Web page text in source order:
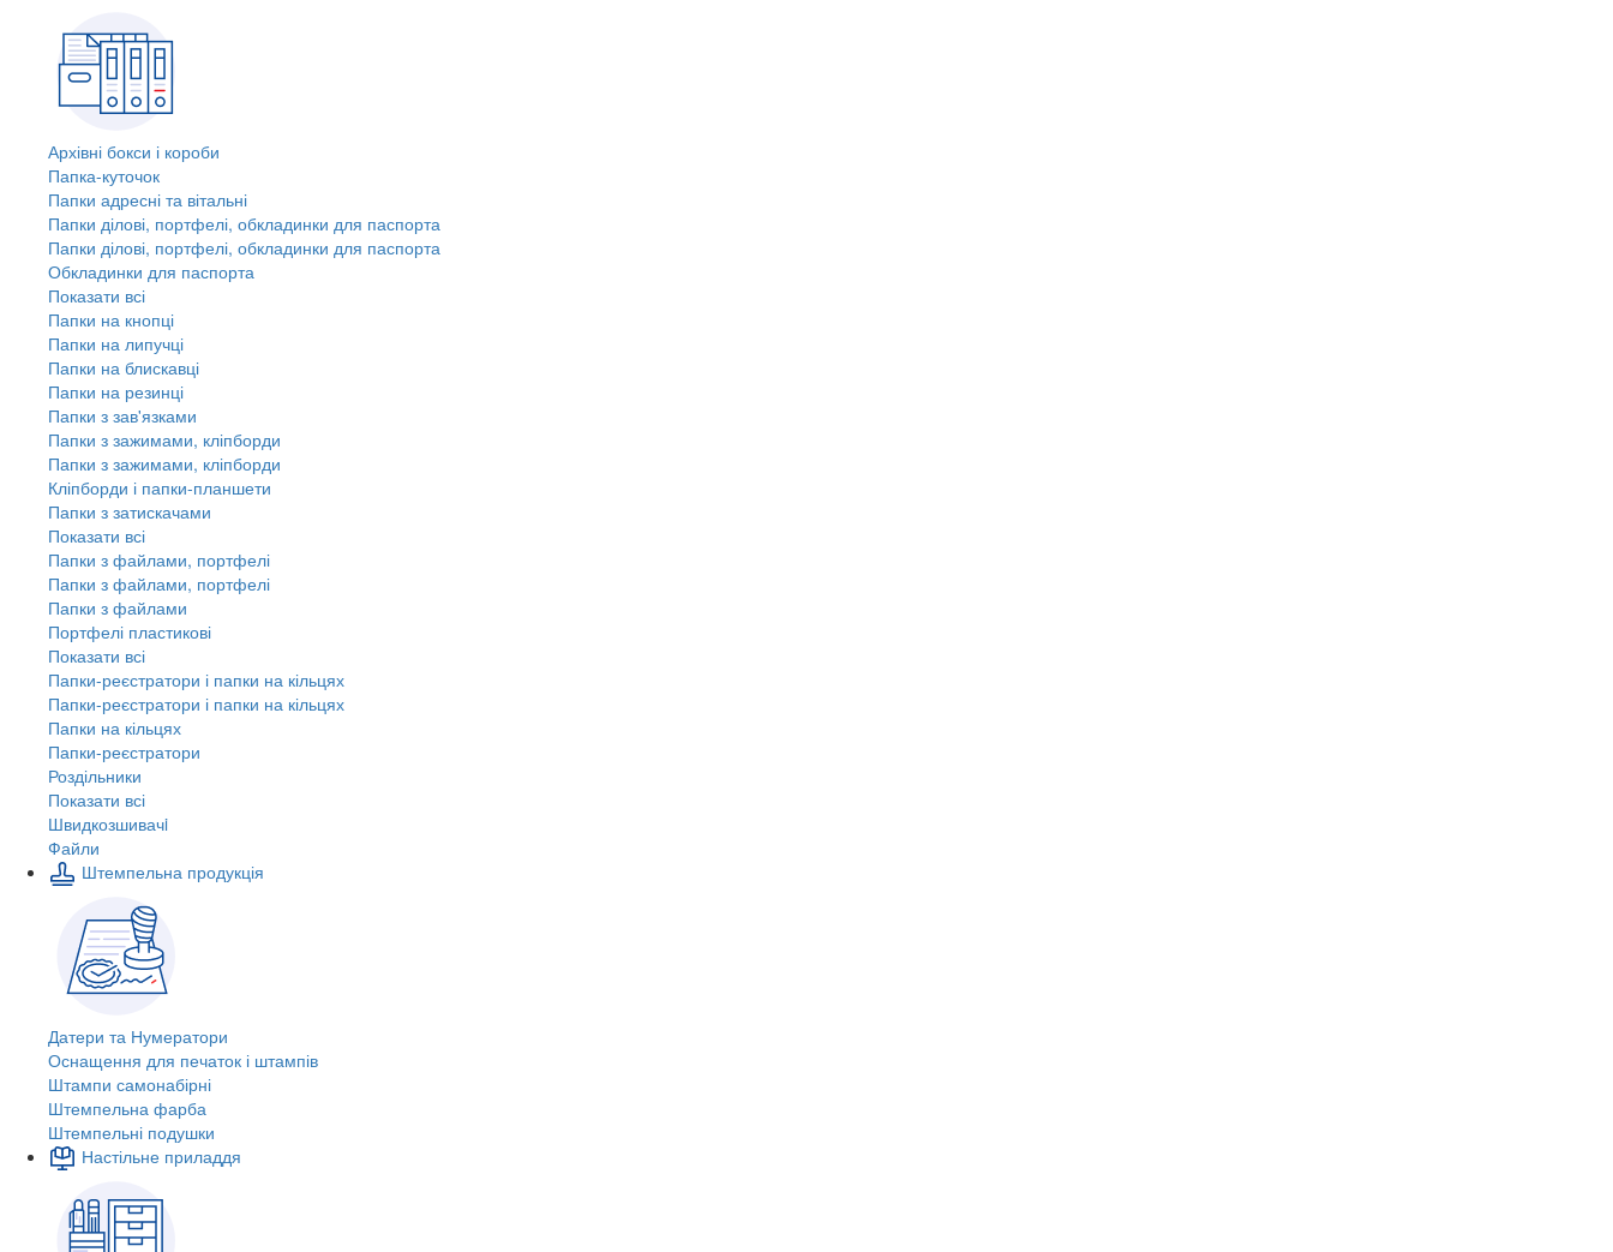
Архівні бокси і короби
Папка-куточок
Папки адресні та вітальні
Папки ділові, портфелі, обкладинки для паспорта
Папки ділові, портфелі, обкладинки для паспорта
Обкладинки для паспорта
Показати всі
Папки на кнопці
Папки на липучці
Папки на блискавці
Папки на резинці
Папки з зав'язками
Папки з зажимами, кліпборди
Папки з зажимами, кліпборди
Кліпборди і папки-планшети
Папки з затискачами
Показати всі
Папки з файлами, портфелі
Папки з файлами, портфелі
Папки з файлами
Портфелі пластикові
Показати всі
Папки-реєстратори і папки на кільцях
Папки-реєстратори і папки на кільцях
Папки на кільцях
Папки-реєстратори
Роздільники
Показати всі
Швидкозшивачi
Файли
Штемпельна продукція
Датери та Нумератори
Оснащення для печаток і штампів
Штампи самонабірні
Штемпельна фарба
Штемпельні подушки
Настільне приладдя